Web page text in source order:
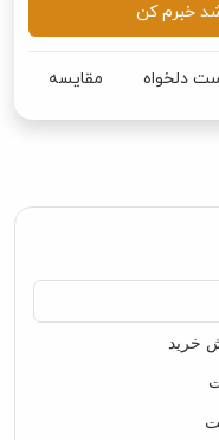
خبرم کن
دلخواه مقایسه